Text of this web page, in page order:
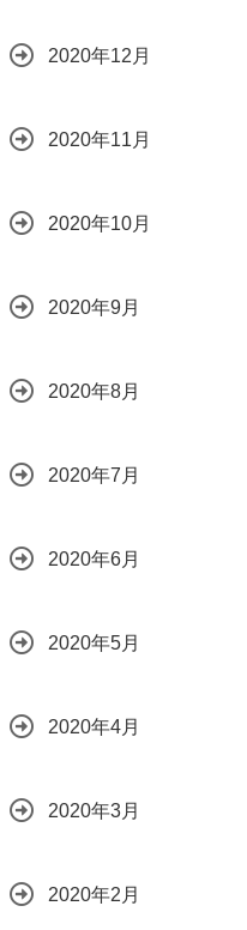
2020年12月
2020年11月
2020年10月
2020年9月
2020年8月
2020年7月
2020年6月
2020年5月
2020年4月
2020年3月
2020年2月